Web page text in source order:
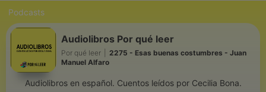
Podcasts
Audiolibros Por qué leer
Por qué leer
2275 - Esas buenas costumbres - Juan
Manuel Alfaro
Audiolibros en español. Cuentos leídos por Cecilia Bona.